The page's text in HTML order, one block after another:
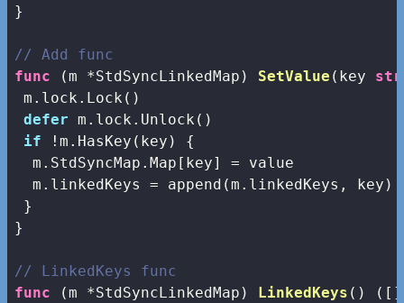
}
// Add func
func
(m *StdSyncLinkedMap) SetValue (key
m.lock.Lock()
defer m.lock.Unlock()
if !m.HasKey(key) {
  m.StdSyncMap.Map[key] = value
  m.linkedKeys =
append (m.linkedKeys, key)
}
}
// LinkedKeys func
func
(m *StdSyncLinkedMap) LinkedKeys () ([]